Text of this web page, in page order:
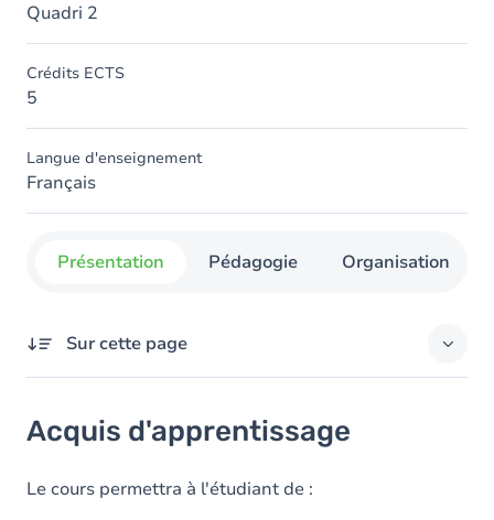
Quadri 2
Crédits ECTS
5
Langue d'enseignement
Français
Présentation Pédagogie Organisation
Sur cette page
Contenu
Acquis d'apprentissage
Le cours permettra à l'étudiant de :